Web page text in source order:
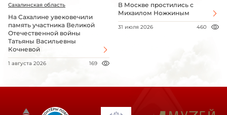
Сахалинская область
На Сахалине увековечили
память участника Великой
Отечественной войны
Татьяны Васильевны
Кочневой
1 августа 2026 169
В Москве простились с
Михаилом Ножкиным
31 июля 2026 460